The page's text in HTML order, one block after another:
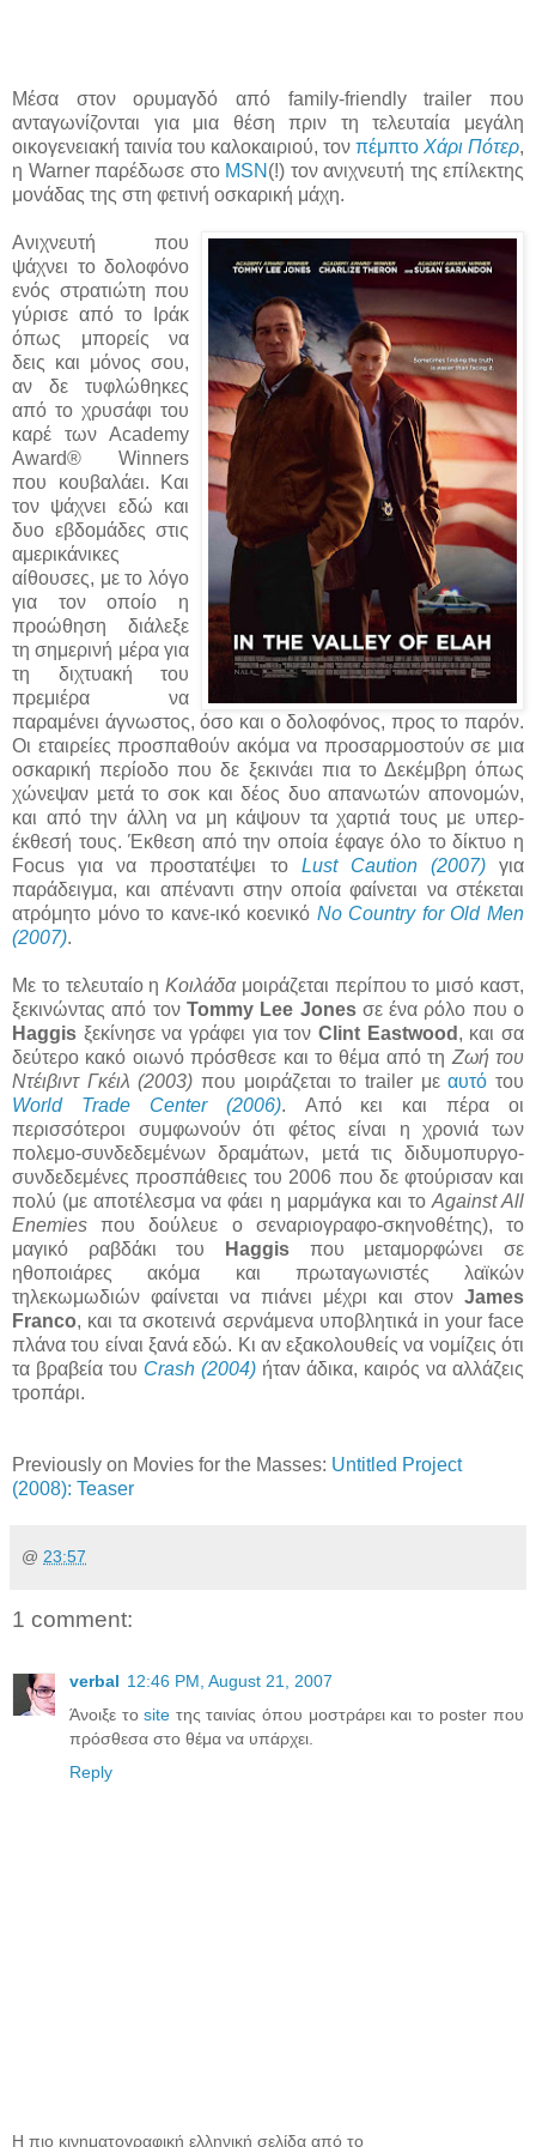
Μέσα στον ορυμαγδό από family-friendly trailer που
ανταγωνίζονται για μια θέση πριν τη τελευταία μεγάλη
οικογενειακή ταινία του καλοκαιριού, τον πέμπτο Χάρι Πότερ,
η Warner παρέδωσε στο MSN (!) τον ανιχνευτή της επίλεκτης
μονάδας της στη φετινή οσκαρική μάχη.
Ανιχνευτή που
ψάχνει το δολοφόνο
ενός στρατιώτη που
γύρισε από το Ιράκ
όπως μπορείς να
δεις και μόνος σου,
αν δε τυφλώθηκες
από το χρυσάφι του
καρέ των Academy
Award® Winners
που κουβαλάει. Και
τον ψάχνει εδώ και
δυο εβδομάδες στις
αμερικάνικες
αίθουσες, με το λόγο
για τον οποίο η
προώθηση διάλεξε
τη σημερινή μέρα για
τη διχτυακή του
πρεμιέρα να
παραμένει άγνωστος, όσο και ο δολοφόνος, προς το παρόν.
Οι εταιρείες προσπαθούν ακόμα να προσαρμοστούν σε μια
οσκαρική περίοδο που δε ξεκινάει πια το Δεκέμβρη όπως
χώνεψαν μετά το σοκ και δέος δυο απανωτών απονομών,
και από την άλλη να μη κάψουν τα χαρτιά τους με υπερ-
έκθεσή τους. Έκθεση από την οποία έφαγε όλο το δίκτυο η
Focus για να προστατέψει το Lust Caution (2007)για
παράδειγμα, και απέναντι στην οποία φαίνεται να στέκεται
ατρόμητο μόνο το κανε-ικό κοενικό No Country for Old Men
(2007).
Με το τελευταίο ηΚοιλάδαμοιράζεται περίπου το μισό καστ,
ξεκινώντας από τον Tommy Lee Jonesσε ένα ρόλο που ο
Haggis ξεκίνησε να γράφει για τον Clint Eastwood , και σα
δεύτερο κακό οιωνό πρόσθεσε και το θέμα από τη Ζωή του
Ντέιβιντ Γκέιλ (2003) που μοιράζεται το trailer μεαυτό του
World Trade Center (2006). Από κει και πέρα οι
περισσότεροι συμφωνούν ότι φέτος είναι η χρονιά των
πολεμο-συνδεδεμένων δραμάτων, μετά τις διδυμοπυργο-
συνδεδεμένες προσπάθειες του 2006 που δε φτούρισαν και
πολύ (με αποτέλεσμα να φάει η μαρμάγκα και το Against All
Enemies που δούλευε ο σεναριογραφο-σκηνοθέτης), το
μαγικό ραβδάκι του
Haggis που μεταμορφώνει σε
ηθοποιάρες ακόμα και πρωταγωνιστές λαϊκών
τηλεκωμωδιών φαίνεται να πιάνει μέχρι και στον James
Franco, και τα σκοτεινά σερνάμενα υποβλητικά in your face
πλάνα του είναι ξανά εδώ. Κι αν εξακολουθείς να νομίζεις ότι
τα βραβεία του Crash (2004) ήταν άδικα, καιρός να αλλάζεις
τροπάρι.
Previously on Movies for the Masses: Untitled Project
(2008): Teaser
@ 23:57
1 comment:
verbal 12:46 PM, August 21, 2007
Άνοιξε τοsite της ταινίας όπου μοστράρει και το poster που
πρόσθεσα στο θέμα να υπάρχει.
Reply
Η πιο κινηματογραφική ελληνική σελίδα από το